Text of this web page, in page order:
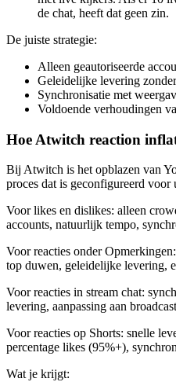
de chat, heeft dat geen zin.
De juiste strategie:
Alleen geautoriseerde
Geleidelijke levering
Synchronisatie met
Voldoende verhoudingen
Hoe Atwitch reaction
Bij Atwitch is het opblazen van
proces dat is geconfigureerd voor
Voor likes en dislikes: alleen
accounts, natuurlijk tempo,
Voor reacties onder
top duwen, geleidelijke levering,
Voor reacties in stream chat:
levering, aanpassing aan
Voor reacties op Shorts: snelle
percentage likes (95%+),
Wat je krijgt: